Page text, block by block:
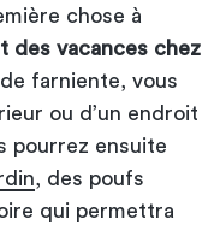
chose à
des vacances chez
farniente, vous
ou d’un endroit
pourrez ensuite
, des poufs
qui permettra